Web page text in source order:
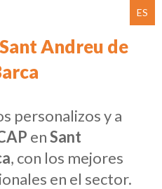
ES
Andreu de
personalizos y a
enSant
, con los mejores
en el sector.